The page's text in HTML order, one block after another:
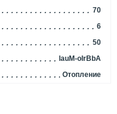
70
6
50
lauM-oIrBbA
Отопление